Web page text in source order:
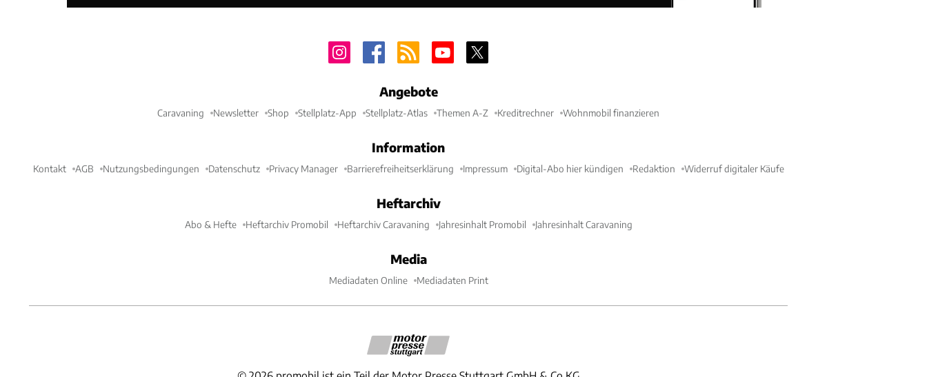
Angebote
Caravaning Newsletter Shop Stellplatz-App Stellplatz-Atlas Themen A-Z Kreditrechner Wohnmobil finanzieren
Information
Kontakt AGB Nutzungsbedingungen Datenschutz Privacy Manager Barrierefreiheitserklärung Impressum Digital-Abo hier kündigen Redaktion Widerruf digitaler Käufe
Heftarchiv
Abo & Hefte Heftarchiv Promobil Heftarchiv Caravaning Jahresinhalt Promobil Jahresinhalt Caravaning
Media
Mediadaten Online Mediadaten Print